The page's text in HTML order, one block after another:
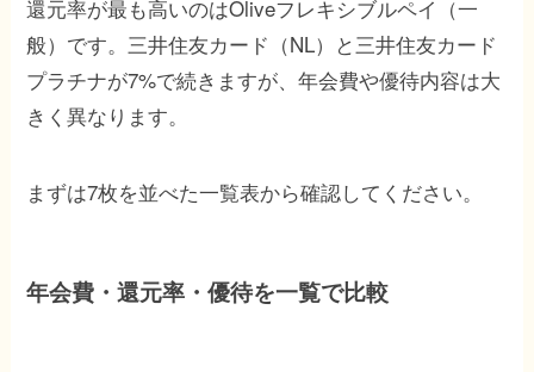
還元率が最も高いのはOliveフレキシブルペイ（一
般）です。三井住友カード（NL）と三井住友カード
プラチナが7%で続きますが、年会費や優待内容は大
きく異なります。
まずは7枚を並べた一覧表から確認してください。
年会費・還元率・優待を一覧で比較